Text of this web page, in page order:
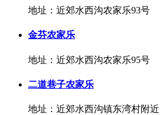
地址：近郊水西沟农家乐93号
金芬农家乐
地址：近郊水西沟农家乐95号
二道巷子农家乐
地址：近郊水西沟镇东湾村附近